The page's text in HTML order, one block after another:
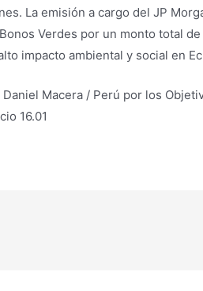
La emisión a cargo del JP
Verdes por un monto total
impacto ambiental y social en
Daniel Macera / Perú por los
16.01